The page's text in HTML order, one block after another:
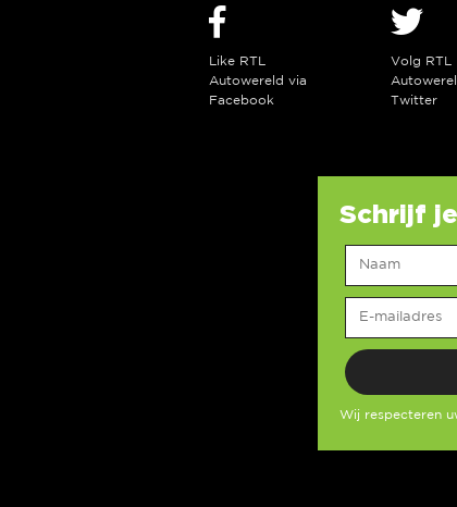
Like RTL
Autowereld via
Facebook
Volg RTL
Twitter
Schrijf
Wij respecteren